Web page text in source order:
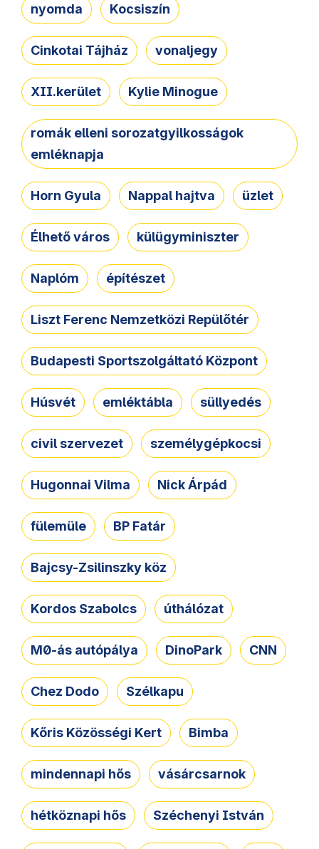
nyomda Kocsiszín
Cinkotai Tájház vonaljegy
XII.kerület Kylie Minogue
romák elleni sorozatgyilkosságok
emléknapja
Horn Gyula Nappal hajtva üzlet
Élhető város külügyminiszter
Naplóm építészet
Liszt Ferenc Nemzetközi Repülőtér
Budapesti Sportszolgáltató Központ
Húsvét emléktábla süllyedés
civil szervezet személygépkocsi
Hugonnai Vilma Nick Árpád
fülemüle BP Fatár
Bajcsy-Zsilinszky köz
Kordos Szabolcs úthálózat
M0-ás autópálya DinoPark CNN
Chez Dodo Szélkapu
Kőris Közösségi Kert Bimba
mindennapi hős vásárcsarnok
hétköznapi hős Széchenyi István